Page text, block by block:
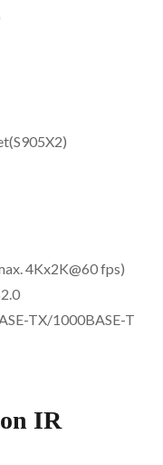
4Kx2K@60 fps)
TX/1000BASE-T
IR